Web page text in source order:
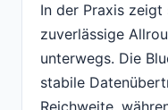
In der Praxis
zuverlässige
unterwegs. Die
stabile